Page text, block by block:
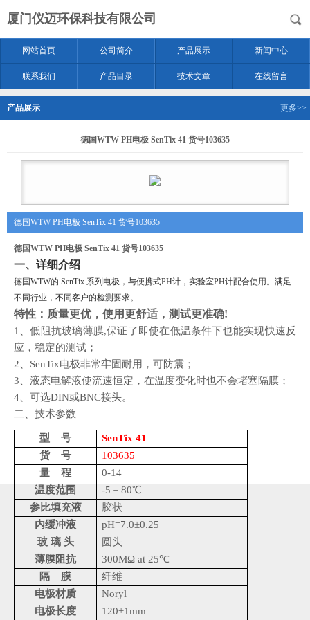
厦门仪迈环保科技有限公司
网站首页 公司简介 产品展示 新闻中心
联系我们 产品目录 技术文章 在线留言
产品展示 更多>>
德国WTW PH电极 SenTix 41 货号103635
德国WTW PH电极 SenTix 41 货号103635
德国WTW PH电极 SenTix 41 货号103635
一、详细介绍
德国WTW的 SenTix 系列电极 ， 与便携式PH计，实验室PH计配合使用。满足
不同行业，不同客户的检测要求。
特性：质量更优，使用更舒适，测试更准确!
1、低阻抗玻璃薄膜,保证了即使在低温条件下也能实现快速反
应 ， 稳定的测试 ；
2、 SenTix电极非常牢固耐用 ， 可防震 ；
3、 液态电解液使流速恒定 ， 在温度变化时也不会堵塞隔膜 ；
4、 可选DIN或BNC接头。
二、技术参数
型 号
SenTix 41
货
号 103635
量
程
0-14
温度范围
-5－80℃
参比填充液
胶状
内缓冲液
pH=7.0±0.25
玻 璃 头
圆头
薄膜阻抗
300MΩ at 25℃
隔
膜
纤维
电极材质
Noryl
电极长度
120±1mm